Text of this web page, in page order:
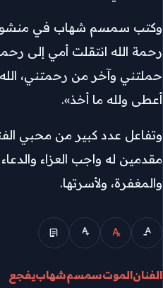
وكتب سمسم شهاب في منشور
رحمة الله انتقلت أمي إلى
حملتني وآخر من رحمتني،
أعطى ولله ما أخذ».
وتفاعل عدد كبير من محبي
مقدمين له واجب العزاء
والمغفرة، ولأسرتها.
الفنانالموتسمسمشهابيفجع